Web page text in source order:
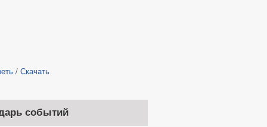
/ Скачать
событий